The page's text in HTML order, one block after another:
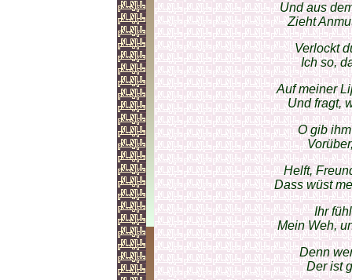
Und aus
Zieht
Verlockt
Ich so,
Auf meiner
Und fragt,
O gib
Helft,
Dass wüst
Ihr
Mein Weh,
Denn
Der ist